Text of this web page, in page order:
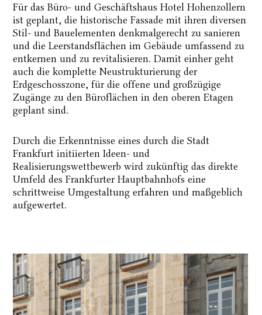
Für das Büro- und Geschäftshaus Hotel Hohenzollern
ist geplant, die historische Fassade mit ihren diversen
Stil- und Bauelementen denkmalgerecht zu sanieren
und die Leerstandsflächen im Gebäude umfassend zu
entkernen und zu revitalisieren. Damit einher geht
auch die komplette Neustrukturierung der
Erdgeschosszone, für die offene und großzügige
Zugänge zu den Büroflächen in den oberen Etagen
geplant sind.
Durch die Erkenntnisse eines durch die Stadt
Frankfurt initiierten Ideen- und
Realisierungswettbewerb wird zukünftig das direkte
Umfeld des Frankfurter Hauptbahnhofs eine
schrittweise Umgestaltung erfahren und maßgeblich
aufgewertet.